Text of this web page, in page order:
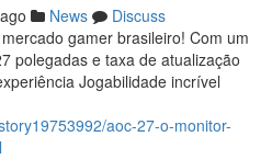
News
Discuss
gamer brasileiro! Com um
polegadas e taxa de atualização
Jogabilidade incrível
aoc-27-o-monitor-